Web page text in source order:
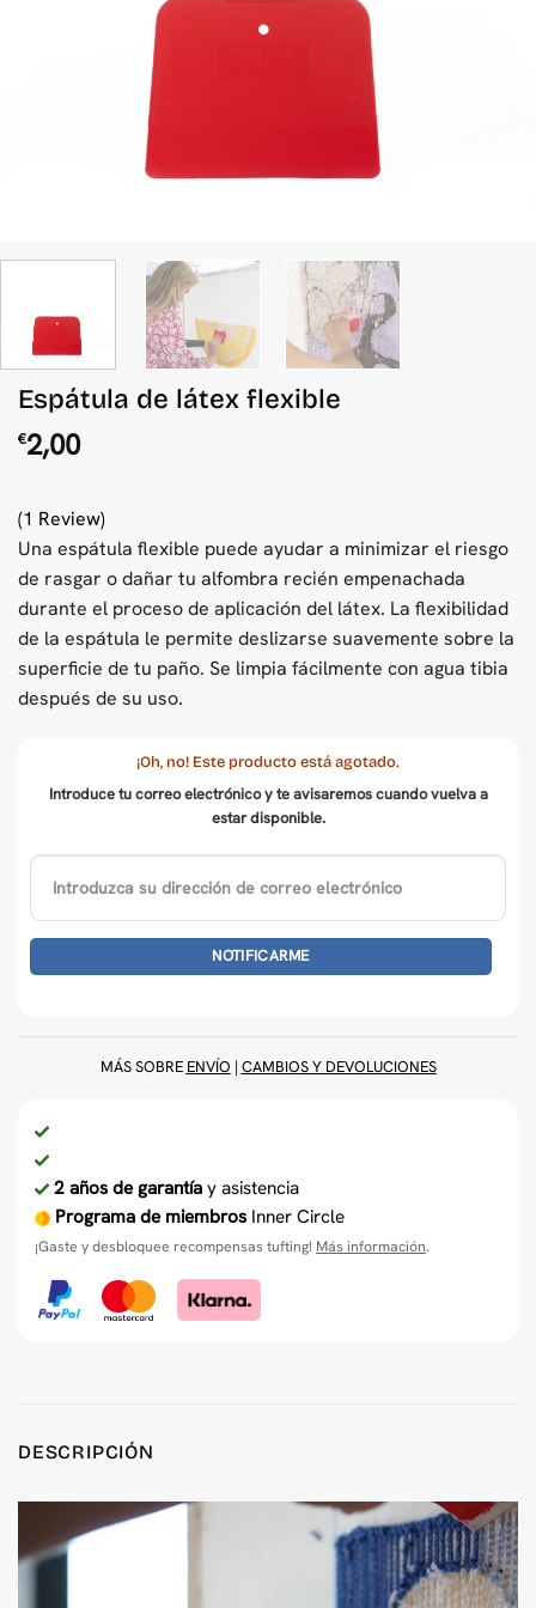
Espátula de látex flexible
€2,00
(1 Review)
Una espátula flexible puede ayudar a minimizar el riesgo
de rasgar o dañar tu alfombra recién empenachada
durante el proceso de aplicación del látex. La flexibilidad
de la espátula le permite deslizarse suavemente sobre la
superficie de tu paño. Se limpia fácilmente con agua tibia
después de su uso.
¡Oh, no! Este producto está agotado.
Introduce tu correo electrónico y te avisaremos cuando vuelva a
estar disponible.
MÁS SOBRE ENVÍO | CAMBIOS Y DEVOLUCIONES
2 años de garantía y asistencia
Programa de miembros Inner Circle
¡Gaste y desbloquee recompensas tufting! Más información.
DESCRIPCIÓN